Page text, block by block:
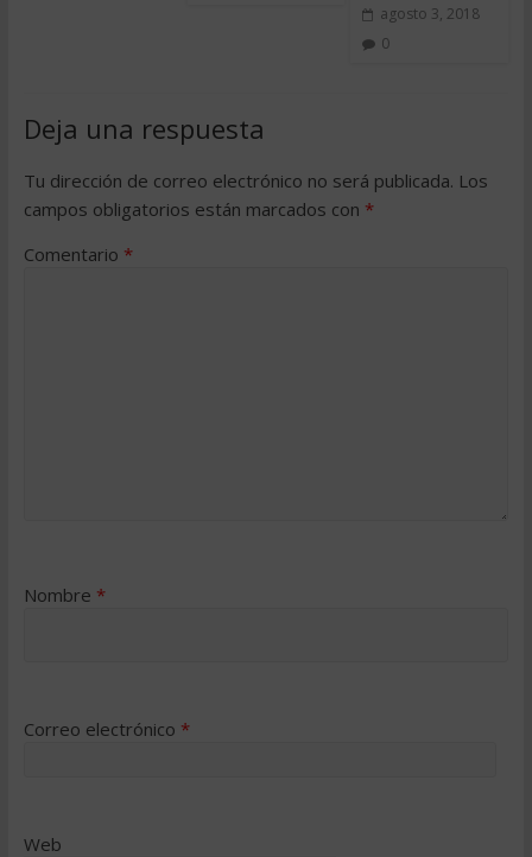
agosto 3, 2018
0
Deja una respuesta
Tu dirección de correo electrónico no será publicada. Los
campos obligatorios están marcados con *
Comentario *
Nombre *
Correo electrónico *
Web